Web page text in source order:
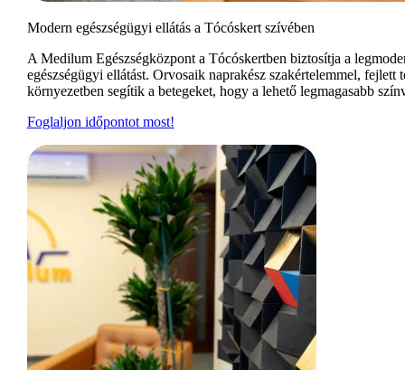
Modern egészségügyi ellátás a Tócóskert szívében
A Medilum Egészségközpont a Tócóskertben biztosítja a
egészségügyi ellátást. Orvosaik naprakész szakértelemmel, fejlett
környezetben segítik a betegeket, hogy a lehető legmagasabb
Foglaljon időpontot most!